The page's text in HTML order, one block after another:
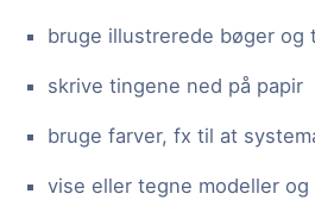
bruge illustrerede bøger og
skrive tingene ned på papir
bruge farver, fx til at
vise eller tegne modeller